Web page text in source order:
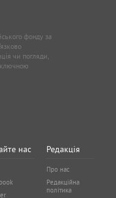
фонду за
чи погляди,
нас Редакція
Про нас
Редакційна
політика